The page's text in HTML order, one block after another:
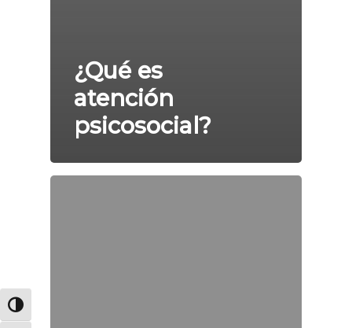
Alternar alto contraste
¿Qué es
atención
psicosocial?